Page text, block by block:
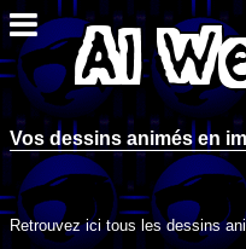
Vos dessins animés en
Retrouvez ici tous les dessins